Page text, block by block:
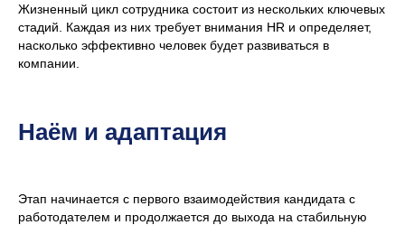
Жизненный цикл сотрудника состоит из нескольких ключевых
стадий. Каждая из них требует внимания HR и определяет,
насколько эффективно человек будет развиваться в
компании.
Наём и адаптация
Этап начинается с первого взаимодействия кандидата с
работодателем и продолжается до выхода на стабильную